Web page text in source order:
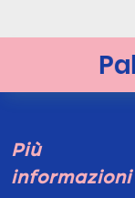
Più
informazioni